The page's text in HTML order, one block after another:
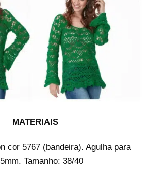
MATERIAIS
cor 5767 (bandeira). Agulha para
Tamanho: 38/40